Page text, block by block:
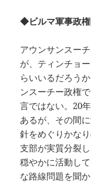
◆ビルマ軍事政
アウンサンスー
が、ティンチョ
らいいるだろう
ンスーチー政権
言ではない。20
あるが、その間
針をめぐりかな
支部が実質分裂
穏やかに活動し
な路線問題を聞か